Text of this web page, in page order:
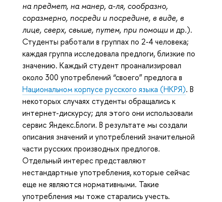
на предмет, на манер, а-ля, сообразно,
соразмерно, посреди и посредине, в виде, в
лице, сверх, свыше, путем, при помощии др.).
Студенты работали в группах по 2-4 человека;
каждая группа исследовала предлоги, близкие по
значению. Каждый студент проанализировал
около 300 употреблений “своего” предлога в
Национальном корпусе русского языка (НКРЯ). В
некоторых случаях студенты обращались к
интернет-дискурсу; для этого они использовали
сервис Яндекс.Блоги. В результате мы создали
описания значений и употреблений значительной
части русских производных предлогов.
Отдельный интерес представляют
нестандартные употребления, которые сейчас
еще не являются нормативными. Такие
употребления мы тоже старались учесть.